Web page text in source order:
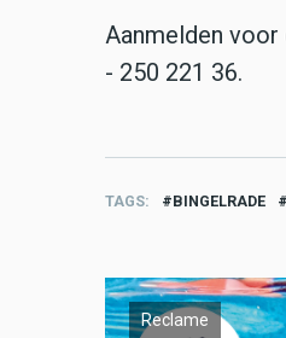
Aanmelden
- 250 221 36.
TAGS BINGELRADE
Reclame